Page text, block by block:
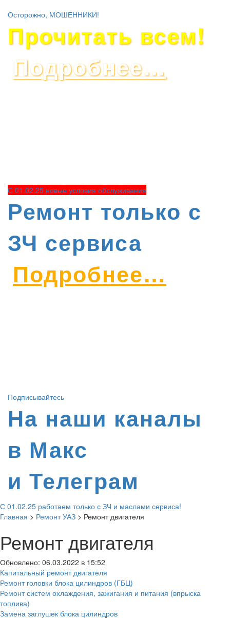
Осторожно, МОШЕННИКИ!
Прочитать всем!
Подробнее…
С 01.02.25 новые условия обслуживания
Ремонт только с
ЗЧ сервиса
Подробнее…
Подписывайтесь
На наши каналы
в Макс
и Телеграм
С 01.02.25 работаем только с ЗЧ и маслами сервиса!
Главная > Ремонт УАЗ > Ремонт двигателя
Ремонт двигателя
Обновлено: 06.03.2022 в 15:52
Капитальный ремонт двигателя
Ремонт головки блока цилиндров (ГБЦ)
Ремонт систем охлаждения, зажигания и питания (впрыска
топлива)
Замена заглушек блока цилиндров